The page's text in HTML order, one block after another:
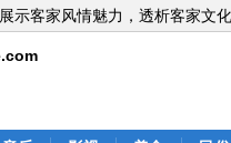
展示客家风情魅力，透析客家文